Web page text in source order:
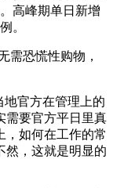
高峰期单日新增
。
需恐慌性购物，
地官方在管理上的
需要官方平日里真
，如何在工作的常
然，这就是明显的